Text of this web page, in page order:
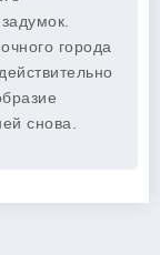
города
снова.